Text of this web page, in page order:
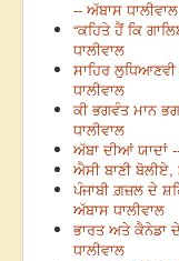
-- ਅੱਬਾਸ ਧਾਲੀਵਾਲ
“ਕਹਿਤੇ ਹੈਂ ਕਿ
ਧਾਲੀਵਾਲ
ਸਾਹਿਰ
ਧਾਲੀਵਾਲ
ਕੀ ਭਗਵੰਤ ਮਾਨ
ਧਾਲੀਵਾਲ
ਅੱਬਾ ਦੀਆਂ ਯਾਦਾਂ
ਐਸੀ ਬਾਣੀ
ਪੰਜਾਬੀ ਗ਼ਜ਼ਲ ਦੇ
ਅੱਬਾਸ ਧਾਲੀਵਾਲ
ਭਾਰਤ ਅਤੇ ਕੈਨੇਡਾ
ਧਾਲੀਵਾਲ